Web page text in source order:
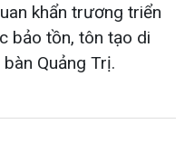
khẩn trương triển
bảo tồn, tôn tạo di
Quảng Trị.